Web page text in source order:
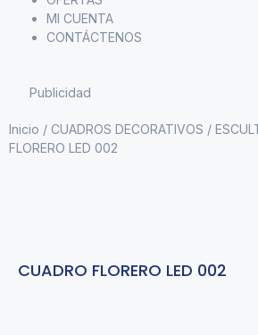
MI CUENTA
CONTÁCTENOS
Publicidad
Inicio / CUADROS DECORATIVOS /
FLORERO LED 002
CUADRO FLORERO LED 002